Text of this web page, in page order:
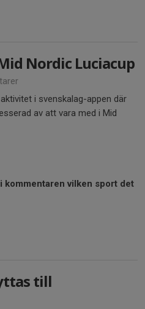
Nordic Luciacup
i svenskalag-appen där
av att vara med i Mid
kommentaren vilken sport det
till